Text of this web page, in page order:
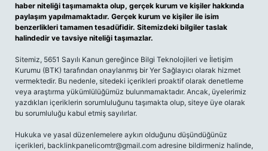
haber niteliği taşımamakta olup, gerçek kurum ve kişiler hakkında
paylaşım yapılmamaktadır. Gerçek kurum ve kişiler ile isim
benzerlikleri tamamen tesadüfidir. Sitemizdeki bilgiler taslak
halindedir ve tavsiye niteliği taşımazlar.
Sitemiz, 5651 Sayılı Kanun gereğince Bilgi Teknolojileri ve İletişim
Kurumu (BTK) tarafından onaylanmış bir Yer Sağlayıcı olarak hizmet
vermektedir. Bu nedenle, sitedeki içerikleri proaktif olarak denetleme
veya araştırma yükümlülüğümüz bulunmamaktadır. Ancak, üyelerimiz
yazdıkları içeriklerin sorumluluğunu taşımakta olup, siteye üye olarak
bu sorumluluğu kabul etmiş sayılırlar.
Hukuka ve yasal düzenlemelere aykırı olduğunu düşündüğünüz
içerikleri, backlinkpanelicomtr@gmail.com adresine bildirmeniz halinde,